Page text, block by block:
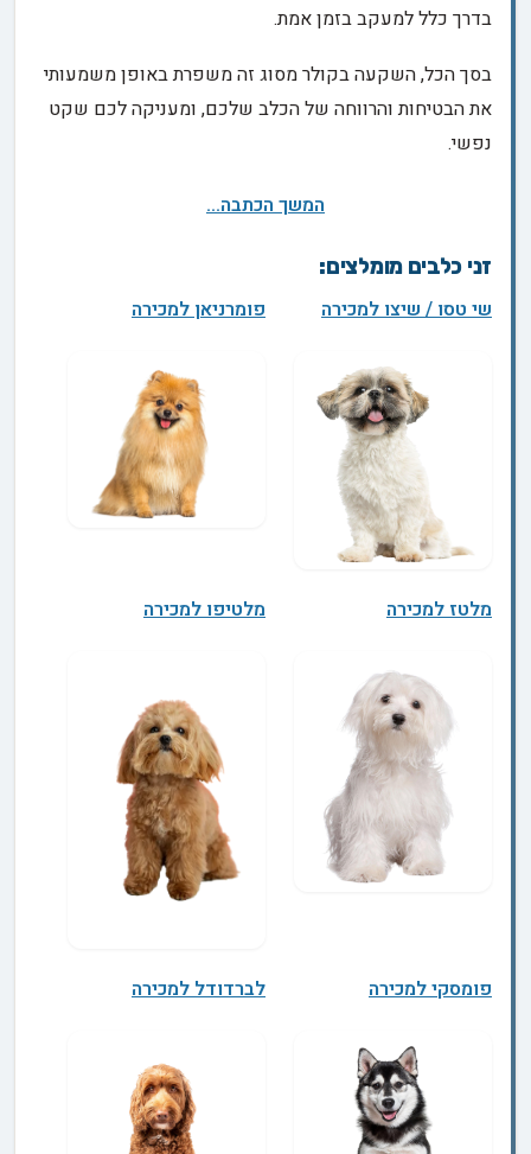
בדרך כלל למעקב בזמן אמת.
בסך הכל, השקעה בקולר מסוג זה משפרת באופן משמעותי
את הבטיחות והרווחה של הכלב שלכם, ומעניקה לכם שקט
נפשי.
המשך הכתבה...
זני כלבים מומלצים:
שי טסו / שיצו למכירה פומרניאן למכירה
מלטז למכירה מלטיפו למכירה
פומסקי למכירה לברדודל למכירה